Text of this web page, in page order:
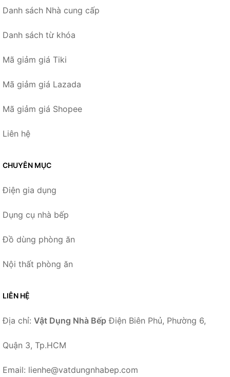
Danh sách Nhà cung cấp
Danh sách từ khóa
Mã giảm giá Tiki
Mã giảm giá Lazada
Mã giảm giá Shopee
Liên hệ
CHUYÊN MỤC
Điện gia dụng
Dụng cụ nhà bếp
Đồ dùng phòng ăn
Nội thất phòng ăn
LIÊN HỆ
Địa chỉ: Vật Dụng Nhà Bếp Điện Biên Phủ, Phường 6,
Quận 3, Tp.HCM
Email: lienhe@vatdungnhabep.com